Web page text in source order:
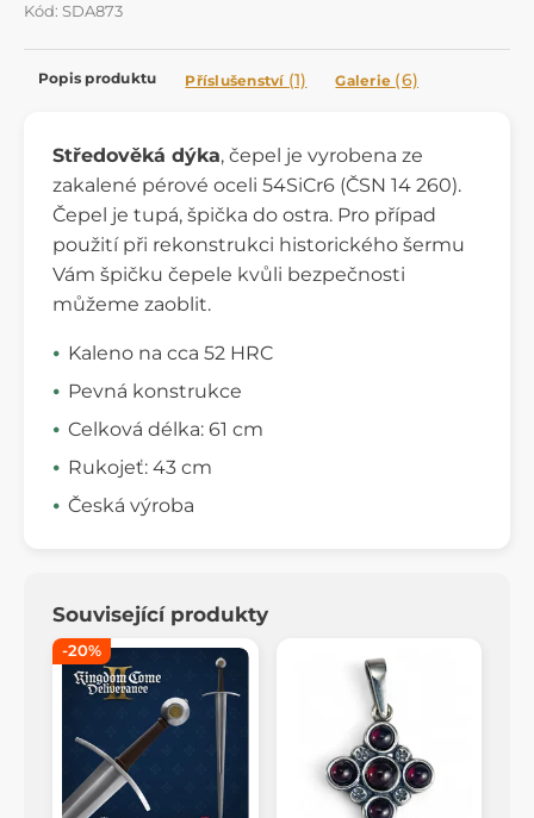
Kód: SDA873
Popis produktu Příslušenství (1) Galerie (6)
Středověká dýka, čepel je vyrobena ze
zakalené pérové oceli 54SiCr6 (ČSN 14 260).
Čepel je tupá, špička do ostra. Pro případ
použití při rekonstrukci historického šermu
Vám špičku čepele kvůli bezpečnosti
můžeme zaoblit.
Kaleno na cca 52 HRC
Pevná konstrukce
Celková délka: 61 cm
Rukojeť: 43 cm
Česká výroba
Související produkty
-20%